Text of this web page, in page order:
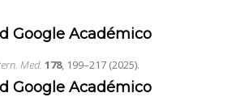
Google Académico
Med. 178, 199–217 (2025).
Google Académico